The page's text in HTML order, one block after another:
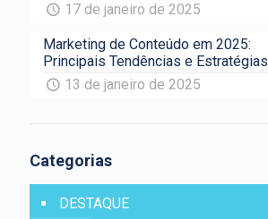
17 de janeiro de 2025
Marketing de Conteúdo em 2025:
Principais Tendências e Estratégias
13 de janeiro de 2025
Categorias
DESTAQUE